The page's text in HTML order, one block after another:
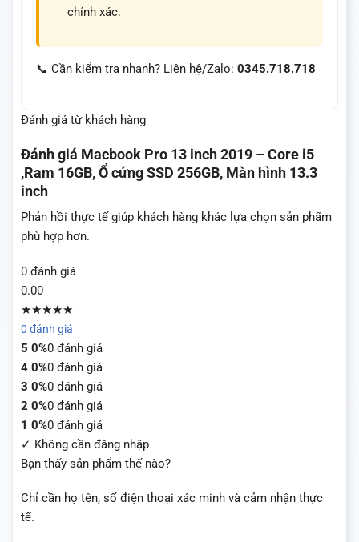
chính xác.
📞 Cần kiểm tra nhanh? Liên hệ/Zalo: 0345.718.718
Đánh giá từ khách hàng
Đánh giá Macbook Pro 13 inch 2019 – Core i5
,Ram 16GB, Ổ cứng SSD 256GB, Màn hình 13.3
inch
Phản hồi thực tế giúp khách hàng khác lựa chọn sản phẩm
phù hợp hơn.
0 đánh giá
0.00
★★★★★
0 đánh giá
5 0%0 đánh giá
4 0%0 đánh giá
3 0%0 đánh giá
2 0%0 đánh giá
1 0%0 đánh giá
✓ Không cần đăng nhập
Bạn thấy sản phẩm thế nào?
Chỉ cần họ tên, số điện thoại xác minh và cảm nhận thực
tế.